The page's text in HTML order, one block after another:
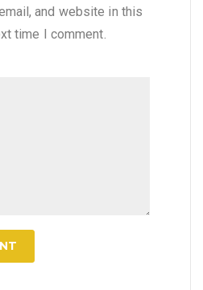
and website in this
time I comment.